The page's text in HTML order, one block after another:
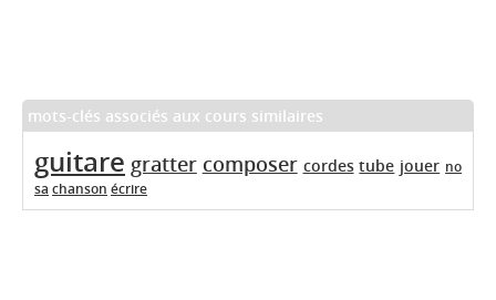
mots-clés associés aux cours similaires
guitare gratter composer cordes tube jouer no
sa chanson écrire